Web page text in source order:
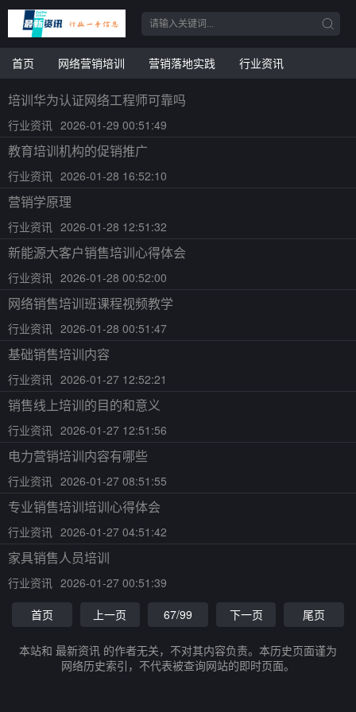
首页 网络营销培训 营销落地实践 行业资讯
培训华为认证网络工程师可靠吗
行业资讯 2026-01-29 00:51:49
教育培训机构的促销推广
行业资讯 2026-01-28 16:52:10
营销学原理
行业资讯 2026-01-28 12:51:32
新能源大客户销售培训心得体会
行业资讯 2026-01-28 00:52:00
网络销售培训班课程视频教学
行业资讯 2026-01-28 00:51:47
基础销售培训内容
行业资讯 2026-01-27 12:52:21
销售线上培训的目的和意义
行业资讯 2026-01-27 12:51:56
电力营销培训内容有哪些
行业资讯 2026-01-27 08:51:55
专业销售培训培训心得体会
行业资讯 2026-01-27 04:51:42
家具销售人员培训
行业资讯 2026-01-27 00:51:39
首页
上一页 67/99 下一页 尾页
本站和 最新资讯 的作者无关，不对其内容负责。本历史页面谨为
网络历史索引，不代表被查询网站的即时页面。